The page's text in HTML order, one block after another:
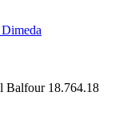
Balfour 18.764.18